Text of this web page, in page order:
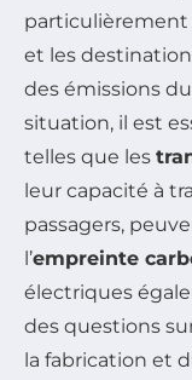
particulièrement
et les
des émissions
situation, il est
telles que les
leur capacité à
passagers,
l’empreinte
électriques
des questions
la fabrication et